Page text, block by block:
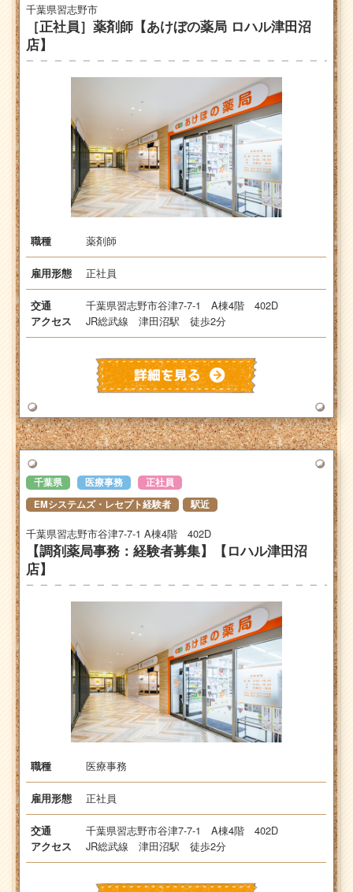
千葉県習志野市
［正社員］薬剤師【あけぼの薬局 ロハル津田沼
店】
職種 薬剤師
雇用形態 正社員
交通
アクセス
千葉県習志野市谷津7-7-1 A棟4階 402D
JR総武線 津田沼駅 徒歩2分
千葉県 医療事務
正社員
EMシステムズ・レセプト経験者
駅近
千葉県習志野市谷津7-7-1 A棟4階 402D
【調剤薬局事務：経験者募集】【ロハル津田沼
店】
職種 医療事務
雇用形態 正社員
交通
アクセス
千葉県習志野市谷津7-7-1 A棟4階 402D
JR総武線 津田沼駅 徒歩2分